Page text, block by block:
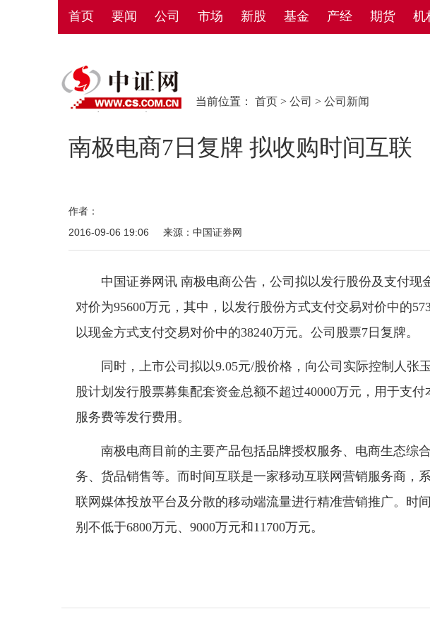
首页 要闻 公司 市场 新股 基金 产经 期货 机
当前位置： 首页 > 公司 > 公司新闻
南极电商7日复牌 拟收购时间互联
作者：
2016-09-06 19:06
来源：中国证券网
中国证券网讯 南极电商公告，公司拟以发行股份及支付现
对价为95600万元，其中，以发行股份方式支付交易对价中的
以现金方式支付交易对价中的38240万元。公司股票7日复牌。
同时，上市公司拟以9.05元/股价格，向公司实际控制人张
股计划发行股票募集配套资金总额不超过40000万元，用于支
服务费等发行费用。
南极电商目前的主要产品包括品牌授权服务、电商生态综
务、货品销售等。而时间互联是一家移动互联网营销服务商，
联网媒体投放平台及分散的移动端流量进行精准营销推广。时
别不低于6800万元、9000万元和11700万元。